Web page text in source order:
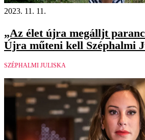
2023. 11. 11.
„Az élet újra megálljt
Újra műteni kell Széphalmi
SZÉPHALMI JULISKA